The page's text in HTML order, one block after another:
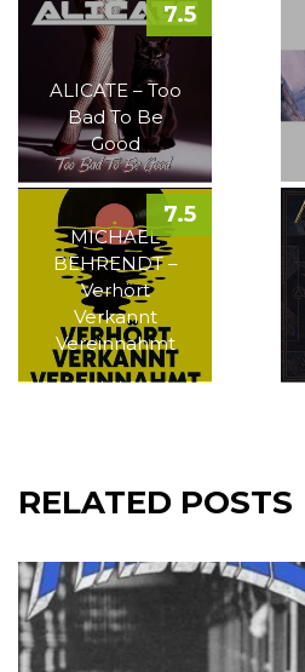
ALICATE – Too
Bad To Be
Good
7.5
MICHAEL
BEHRENDT –
Verhört
Verkannt
Vereinnahmt
7.5
RELATED POSTS